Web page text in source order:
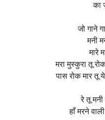
का
जो गाने
मनी
मारे
मरा मुस्कुरा तू
पास रोक मार तू ये
रे तू मनी
हाँ मरने